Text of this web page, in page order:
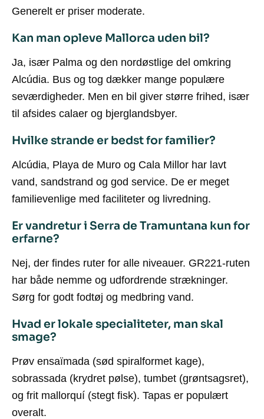
Generelt er priser moderate.
Kan man opleve Mallorca uden bil?
Ja, især Palma og den nordøstlige del omkring
Alcúdia. Bus og tog dækker mange populære
seværdigheder. Men en bil giver større frihed, især
til afsides calaer og bjerglandsbyer.
Hvilke strande er bedst for familier?
Alcúdia, Playa de Muro og Cala Millor har lavt
vand, sandstrand og god service. De er meget
familievenlige med faciliteter og livredning.
Er vandretur i Serra de Tramuntana kun for
erfarne?
Nej, der findes ruter for alle niveauer. GR221-ruten
har både nemme og udfordrende strækninger.
Sørg for godt fodtøj og medbring vand.
Hvad er lokale specialiteter, man skal
smage?
Prøv ensaïmada (sød spiralformet kage),
sobrassada (krydret pølse), tumbet (grøntsagsret),
og frit mallorquí (stegt fisk). Tapas er populært
overalt.